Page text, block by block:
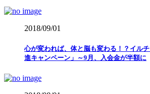
2018/09/01
心が変われば、体と脳も変わる！？イル
進キャンペーン」～9月、入会金が半額に